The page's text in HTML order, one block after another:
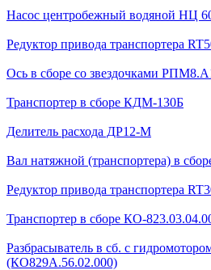
Насос центробежный водяной НЦ
Редуктор привода транспортера
Ось в сборе со звездочками
Транспортер в сборе КДМ-130Б
Делитель расхода ДР12-М
Вал натяжной (транспортера) в
Редуктор привода транспортера
Транспортер в сборе КО-
Разбрасыватель в сб. с
(КО829А.56.02.000)